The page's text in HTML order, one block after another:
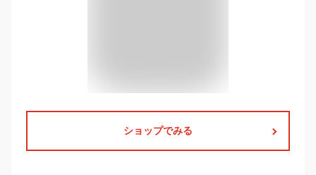
ショップでみる